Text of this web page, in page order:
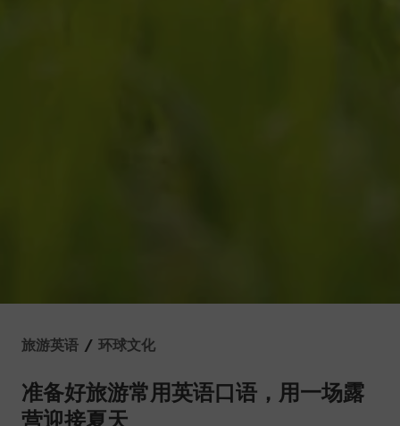
旅游英语 / 环球文化
准备好旅游常用英语口语，用一场露